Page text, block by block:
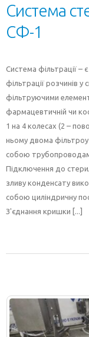
Система
СФ-1
Система фільтрації –
фільтрації розчинів у
фільтруючими
фармацевтичній чи
1 на 4 колесах (2 –
ньому двома
собою
Підключення до
зливу конденсату
собою циліндричну
З'єднання кришки [...]